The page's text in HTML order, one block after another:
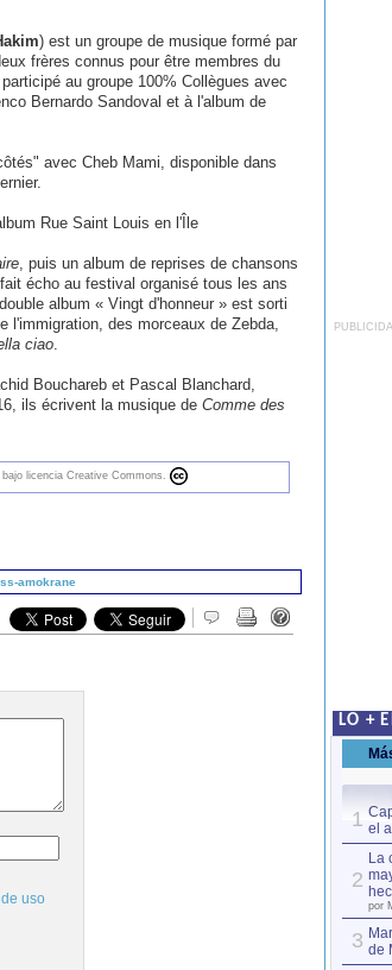
) est un groupe de musique formé par
frères connus pour être membres du
au groupe 100% Collègues avec
Bernardo Sandoval et à l'album de
avec Cheb Mami, disponible dans
Rue Saint Louis en l'Île
, puis un album de reprises de chansons
écho au festival organisé tous les ans
album « Vingt d'honneur » est sorti
l'immigration, des morceaux de Zebda,
ciao.
Bouchareb et Pascal Blanchard,
ils écrivent la musique de Comme des
licencia Creative Commons.
amokrane
uso
LO +
1 el
2
La
por
3 de